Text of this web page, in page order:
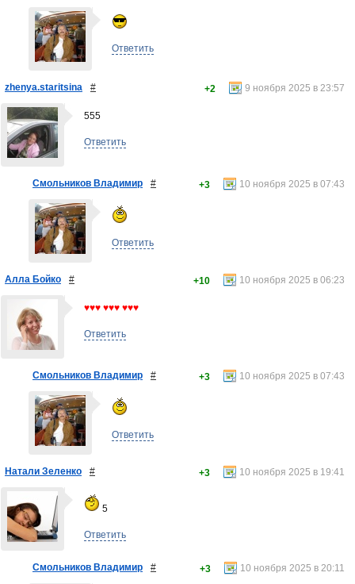
Ответить
zhenya.staritsina # 9 ноября 2025 в 23:57
+2
555
Ответить
Смольников Владимир # 10 ноября 2025 в 07:43
+3
Ответить
Алла Бойко # 10 ноября 2025 в 06:23
+10
♥♥♥ ♥♥♥ ♥♥♥
Ответить
Смольников Владимир # 10 ноября 2025 в 07:43
+3
Ответить
Натали Зеленко # 10 ноября 2025 в 19:41
+3
5
Ответить
Смольников Владимир # 10 ноября 2025 в 20:11
+3